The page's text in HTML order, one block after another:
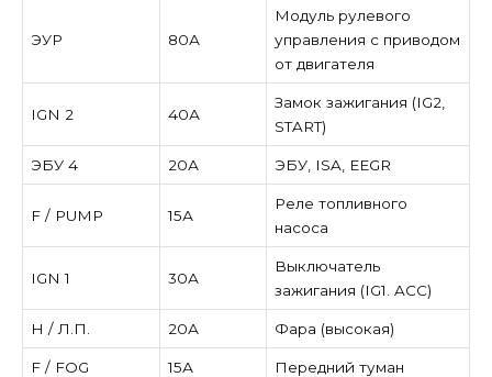
ЭУР 80А
Модуль рулевого
управления с приводом
от двигателя
IGN 2 40А
Замок зажигания (IG2,
START)
ЭБУ 4 20А ЭБУ, ISA, EEGR
F / PUMP 15А
Реле топливного
насоса
IGN 1 30А
Выключатель
зажигания (IG1. ACC)
Н / Л.П. 20А Фара (высокая)
F / FOG 15А Передний туман